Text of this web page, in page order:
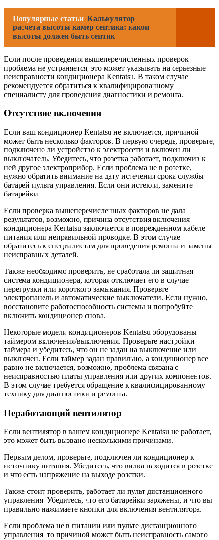
Популярные статьи Калькулятор
расчета высоты камер септика: какой
высоты должен быть септик
Если после проведения вышеперечисленных проверок
проблема не устраняется, это может указывать на серьезные
неисправности кондиционера Kentatsu. В таком случае
рекомендуется обратиться к квалифицированному
специалисту для проведения диагностики и ремонта.
Отсутствие включения
Если ваш кондиционер Kentatsu не включается, причиной
может быть несколько факторов. В первую очередь, проверьте,
подключено ли устройство к электросети и включен ли
выключатель. Убедитесь, что розетка работает, подключив к
ней другое электроприбор. Если проблема не в розетке,
нужно обратить внимание на дату истечения срока службы
батарей пульта управления. Если они истекли, замените
батарейки.
Если проверка вышеперечисленных факторов не дала
результатов, возможно, причина отсутствия включения
кондиционера Kentatsu заключается в поврежденном кабеле
питания или неправильной проводке. В этом случае
обратитесь к специалистам для проведения ремонта и замены
неисправных деталей.
Также необходимо проверить, не сработала ли защитная
система кондиционера, которая отключает его в случае
перегрузки или короткого замыкания. Проверьте
электропанель и автоматические выключатели. Если нужно,
восстановите работоспособность системы и попробуйте
включить кондиционер снова.
Некоторые модели кондиционеров Kentatsu оборудованы
таймером включения/выключения. Проверьте настройки
таймера и убедитесь, что он не задан на выключение или
выключен. Если таймер задан правильно, а кондиционер все
равно не включается, возможно, проблема связана с
неисправностью платы управления или других компонентов.
В этом случае требуется обращение к квалифицированному
технику для диагностики и ремонта.
Неработающий вентилятор
Если вентилятор в вашем кондиционере Kentatsu не работает,
это может быть вызвано несколькими причинами.
Первым делом, проверьте, подключен ли кондиционер к
источнику питания. Убедитесь, что вилка находится в розетке
и что есть напряжение на выходе розетки.
Также стоит проверить, работает ли пульт дистанционного
управления. Убедитесь, что его батарейки заряжены, и что вы
правильно нажимаете кнопки для включения вентилятора.
Если проблема не в питании или пульте дистанционного
управления, то причиной может быть неисправность самого